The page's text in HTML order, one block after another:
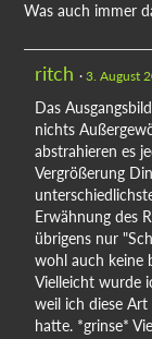
Was auch immer
ritch 3. August
Das
nichts
abstrahieren es
Vergrößerung
Erwähnung des
übrigens nur
wohl auch keine
Vielleicht wurde
weil ich diese
hatte. *grinse*